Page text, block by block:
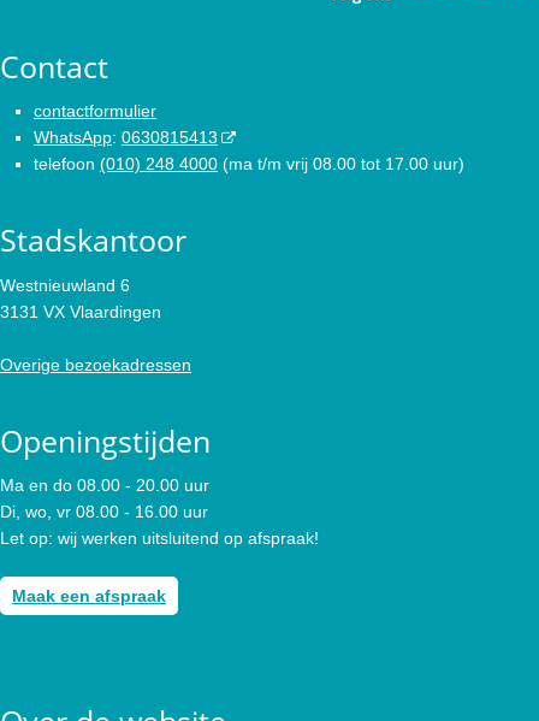
Contact
contactformulier
WhatsApp: 0630815413
telefoon (010) 248 4000 (ma t/m vrij 08.00 tot 17.00 uur)
Stadskantoor
Westnieuwland 6
3131 VX Vlaardingen
Overige bezoekadressen
Openingstijden
Ma en do 08.00 - 20.00 uur
Di, wo, vr 08.00 - 16.00 uur
Let op: wij werken uitsluitend op afspraak!
Maak een afspraak